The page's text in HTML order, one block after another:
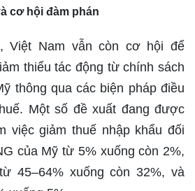
cơ hội đàm phán
Việt Nam vẫn còn cơ hội để
thiểu tác động từ chính sách
thông qua các biện pháp điều
Một số đề xuất đang được
việc giảm thuế nhập khẩu đối
của Mỹ từ 5% xuống còn 2%,
45–64% xuống còn 32%, và